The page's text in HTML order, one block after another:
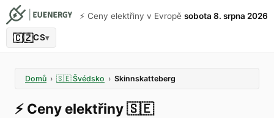
⚡️ Ceny elektřiny v Evropě sobota 8. srpna 2026
🇨🇿CS▾
Domů › 🇸🇪 Švédsko › Skinnskatteberg
⚡️ Ceny elektřiny🇸🇪